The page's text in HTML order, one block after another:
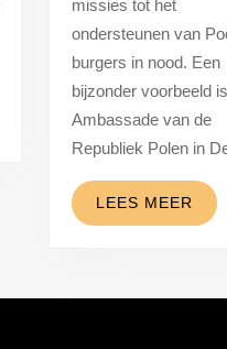
den
haag
missies tot het
ondersteunen van
burgers in nood. Een
bijzonder voorbeeld
Ambassade van de
Republiek Polen in
LEES MEER LEES